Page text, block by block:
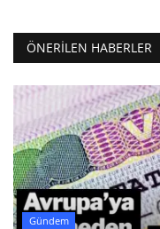
ÖNERILEN HABERLER
Gündem